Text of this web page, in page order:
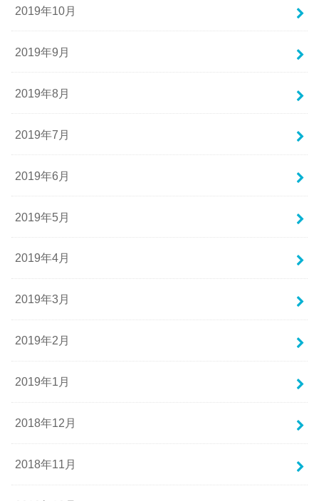
2019年10月
2019年9月
2019年8月
2019年7月
2019年6月
2019年5月
2019年4月
2019年3月
2019年2月
2019年1月
2018年12月
2018年11月